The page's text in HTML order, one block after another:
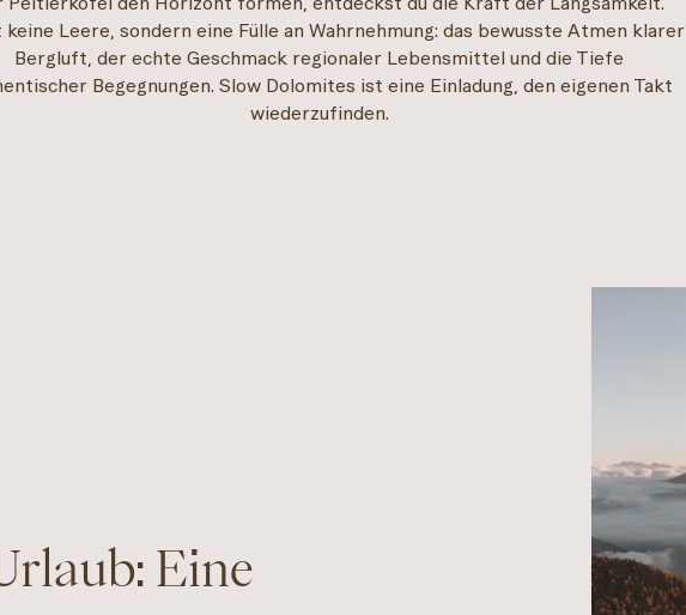
keine Leere, sondern eine Fülle an Wahrnehmung: das bewusste Atmen klarer
Bergluft, der echte Geschmack regionaler Lebensmittel und die Tiefe
Begegnungen. Slow Dolomites ist eine Einladung, den eigenen Takt
wiederzufinden.
Eine